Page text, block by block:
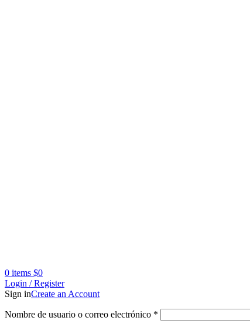
0 items $0
Login / Register
Sign inCreate an Account
Nombre de usuario o correo electrónico *